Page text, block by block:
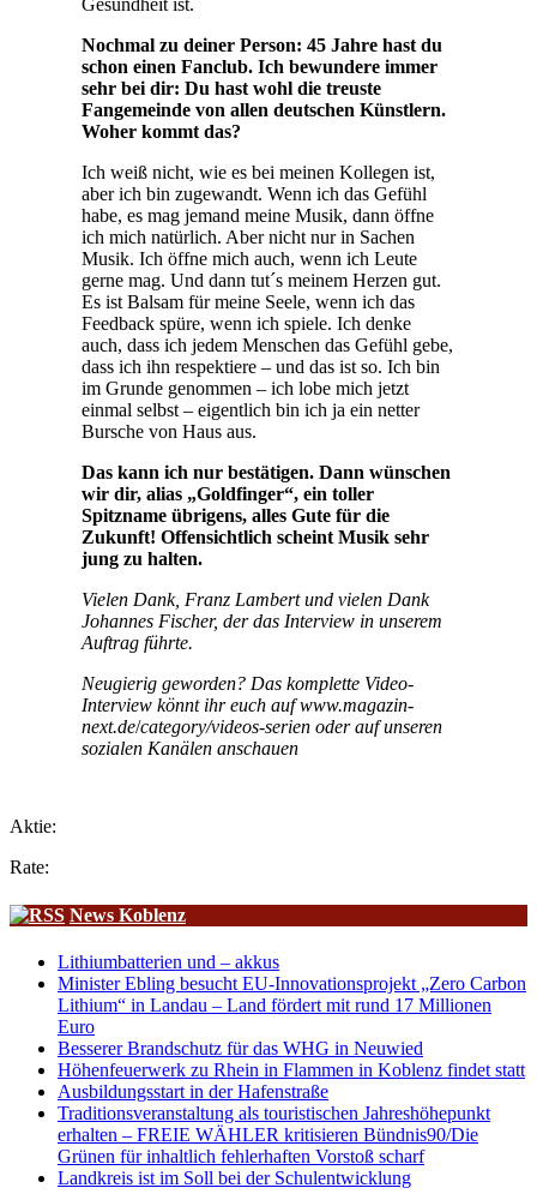
Gesundheit ist.
Nochmal zu deiner Person: 45 Jahre hast du
schon einen Fanclub. Ich bewundere immer
sehr bei dir: Du hast wohl die treuste
Fangemeinde von allen deutschen Künstlern.
Woher kommt das?
Ich weiß nicht, wie es bei meinen Kollegen ist,
aber ich bin zugewandt. Wenn ich das Gefühl
habe, es mag jemand meine Musik, dann öffne
ich mich natürlich. Aber nicht nur in Sachen
Musik. Ich öffne mich auch, wenn ich Leute
gerne mag. Und dann tut´s meinem Herzen gut.
Es ist Balsam für meine Seele, wenn ich das
Feedback spüre, wenn ich spiele. Ich denke
auch, dass ich jedem Menschen das Gefühl gebe,
dass ich ihn respektiere – und das ist so. Ich bin
im Grunde genommen – ich lobe mich jetzt
einmal selbst – eigentlich bin ich ja ein netter
Bursche von Haus aus.
Das kann ich nur bestätigen. Dann wünschen
wir dir, alias „Goldfinger“, ein toller
Spitzname übrigens, alles Gute für die
Zukunft! Offensichtlich scheint Musik sehr
jung zu halten.
Vielen Dank, Franz Lambert und vielen Dank
Johannes Fischer, der das Interview in unserem
Auftrag führte.
Neugierig geworden? Das komplette Video-
Interview könnt ihr euch auf www.magazin-
next.de/category/videos-serien oder auf unseren
sozialen Kanälen anschauen
Aktie:
Rate:
News Koblenz
Lithiumbatterien und – akkus
Minister Ebling besucht EU-Innovationsprojekt „Zero Carbon
Lithium“ in Landau – Land fördert mit rund 17 Millionen
Euro
Besserer Brandschutz für das WHG in Neuwied
Höhenfeuerwerk zu Rhein in Flammen in Koblenz findet statt
Ausbildungsstart in der Hafenstraße
Traditionsveranstaltung als touristischen Jahreshöhepunkt
erhalten – FREIE WÄHLER kritisieren Bündnis90/Die
Grünen für inhaltlich fehlerhaften Vorstoß scharf
Landkreis ist im Soll bei der Schulentwicklung